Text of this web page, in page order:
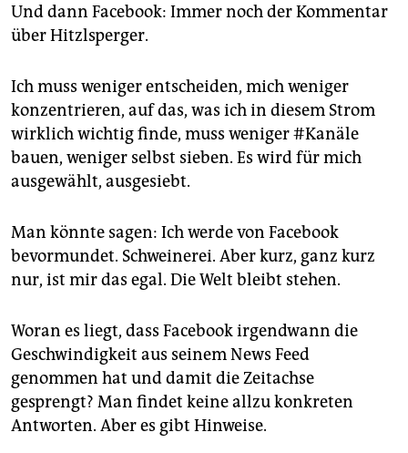
Und dann Facebook: Immer noch der Kommentar
über Hitzlsperger.
Ich muss weniger entscheiden, mich weniger
konzentrieren, auf das, was ich in diesem Strom
wirklich wichtig finde, muss weniger #Kanäle
bauen, weniger selbst sieben. Es wird für mich
ausgewählt, ausgesiebt.
Man könnte sagen: Ich werde von Facebook
bevormundet. Schweinerei. Aber kurz, ganz kurz
nur, ist mir das egal. Die Welt bleibt stehen.
Woran es liegt, dass Facebook irgendwann die
Geschwindigkeit aus seinem News Feed
genommen hat und damit die Zeitachse
gesprengt? Man findet keine allzu konkreten
Antworten. Aber es gibt Hinweise.